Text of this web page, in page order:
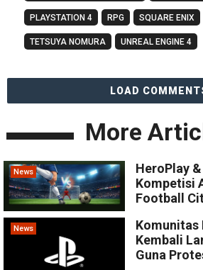
PLAYSTATION 4 RPG SQUARE ENIX
TETSUYA NOMURA UNREAL ENGINE 4
LOAD
More
News
HeroPlay
Kompetisi
Football
News
Komunitas
Kembali
Guna